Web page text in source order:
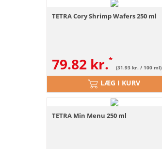
TETRA Cory Shrimp Wafers 250 ml
79.82 kr. (31.93 kr. / 100 ml)
LÆG I KURV
TETRA Min Menu 250 ml